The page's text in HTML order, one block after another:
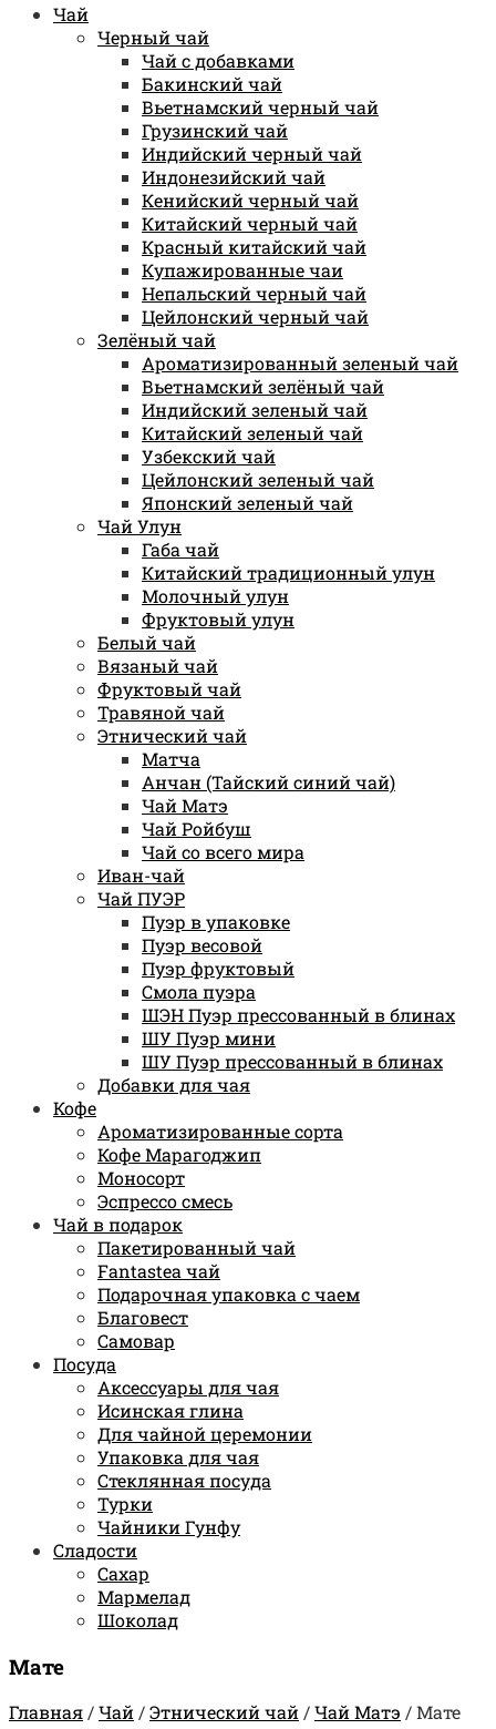
Чай
Черный чай
Чай с добавками
Бакинский чай
Вьетнамский черный чай
Грузинский чай
Индийский черный чай
Индонезийский чай
Кенийский черный чай
Китайский черный чай
Красный китайский чай
Купажированные чаи
Непальский черный чай
Цейлонский черный чай
Зелёный чай
Ароматизированный зеленый чай
Вьетнамский зелёный чай
Индийский зеленый чай
Китайский зеленый чай
Узбекский чай
Цейлонский зеленый чай
Японский зеленый чай
Чай Улун
Габа чай
Китайский традиционный улун
Молочный улун
Фруктовый улун
Белый чай
Вязаный чай
Фруктовый чай
Травяной чай
Этнический чай
Матча
Анчан (Тайский синий чай)
Чай Матэ
Чай Ройбуш
Чай со всего мира
Иван-чай
Чай ПУЭР
Пуэр в упаковке
Пуэр весовой
Пуэр фруктовый
Смола пуэра
ШЭН Пуэр прессованный в блинах
ШУ Пуэр мини
ШУ Пуэр прессованный в блинах
Добавки для чая
Кофе
Ароматизированные сорта
Кофе Марагоджип
Моносорт
Эспрессо смесь
Чай в подарок
Пакетированный чай
Fantastea чай
Подарочная упаковка с чаем
Благовест
Самовар
Посуда
Аксессуары для чая
Исинская глина
Для чайной церемонии
Упаковка для чая
Стеклянная посуда
Турки
Чайники Гунфу
Сладости
Сахар
Мармелад
Шоколад
Мате
Главная/Чай/Этнический чай/Чай Матэ /Мате